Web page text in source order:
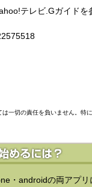
テレビ.Gガイドを
一切の責任を負いません。特
・androidの両アプリ